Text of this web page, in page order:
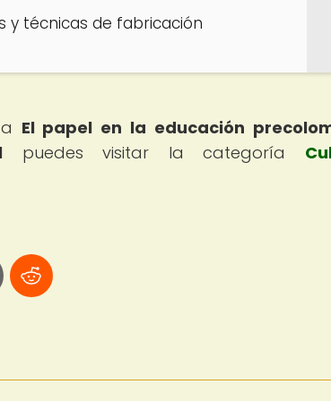
y técnicas de fabricación
El papel en la educación
puedes visitar la categoría